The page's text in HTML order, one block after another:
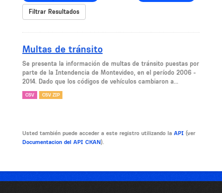
Filtrar Resultados
Multas de tránsito
Se presenta la información de multas de tránsito puestas por
parte de la Intendencia de Montevideo, en el período 2006 -
2014. Dado que los códigos de vehículos cambiaron a...
CSV CSV ZIP
Usted también puede acceder a este registro utilizando la API (ver
Documentacion del API CKAN).